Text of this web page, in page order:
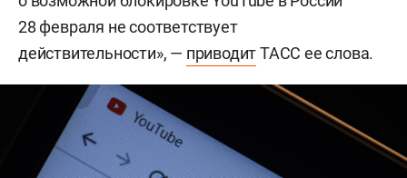
28 февраля не соответствует
действительности», — приводитТАСС ее слова.